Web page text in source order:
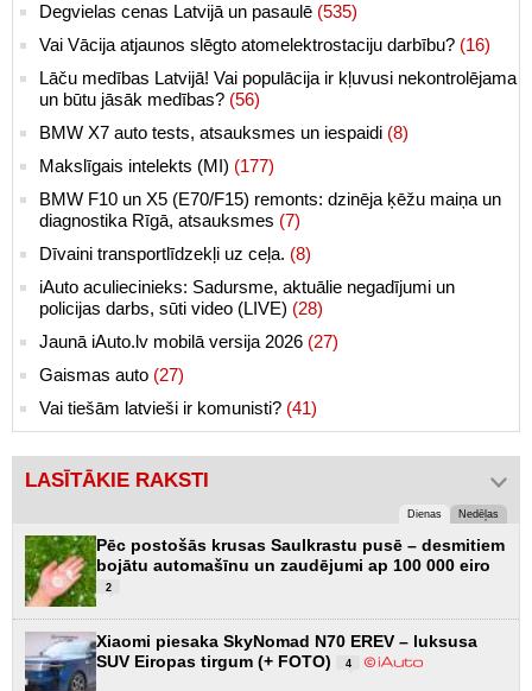
Degvielas cenas Latvijā un pasaulē (535)
Vai Vācija atjaunos slēgto atomelektrostaciju darbību? (16)
Lāču medības Latvijā! Vai populācija ir kļuvusi nekontrolējama
un būtu jāsāk medības? (56)
BMW X7 auto tests, atsauksmes un iespaidi (8)
Makslīgais intelekts (MI) (177)
BMW F10 un X5 (E70/F15) remonts: dzinēja ķēžu maiņa un
diagnostika Rīgā, atsauksmes (7)
Dīvaini transportlīdzekļi uz ceļa. (8)
iAuto aculiecinieks: Sadursme, aktuālie negadījumi un
policijas darbs, sūti video (LIVE) (28)
Jaunā iAuto.lv mobilā versija 2026 (27)
Gaismas auto (27)
Vai tiešām latvieši ir komunisti? (41)
LASĪTĀKIE RAKSTI
Dienas Nedēļas
Pēc postošās krusas Saulkrastu pusē – desmitiem
bojātu automašīnu un zaudējumi ap 100 000 eiro
2
Xiaomi piesaka SkyNomad N70 EREV – luksusa
SUV Eiropas tirgum (+ FOTO)
4